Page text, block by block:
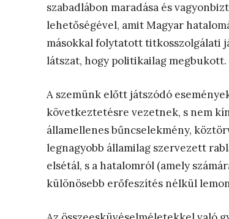
szabadlábon maradása és
lehetőségével, amit Magyar
másokkal folytatott titkosszolgálati
látszat, hogy politikailag megbukott.
A szemünk előtt játszódó
következtetésre vezetnek, s nem
államellenes bűncselekmény,
legnagyobb államilag szervezett
elsétál, s a hatalomról (amely
különösebb erőfeszítés nélkül